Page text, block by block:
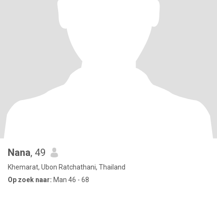
Nana, 49
Khemarat, Ubon Ratchathani, Thailand
Op zoek naar: Man 46 - 68